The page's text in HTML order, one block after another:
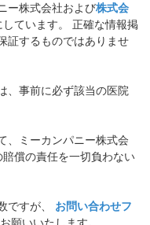
ー株式会社および株式会
ています。 正確な情報掲
証するものではありませ
、事前に必ず該当の医院
、ミーカンパニー株式会
賠償の責任を一切負わない
すが、
お問い合わせフ